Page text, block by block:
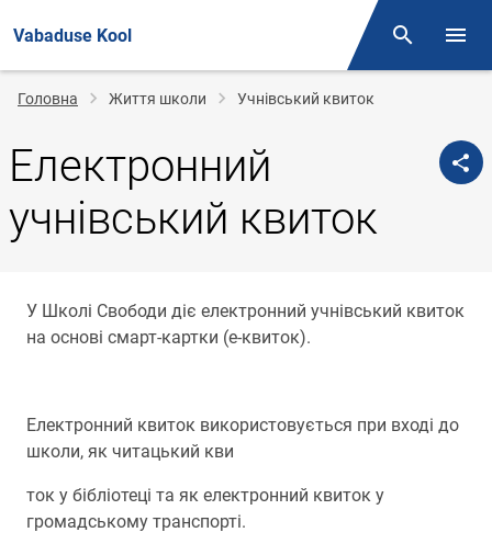
Vabaduse Kool Otsing
Рядок
навіґації
Головна Життя школи Учнівський квиток
Електронний
учнівський квиток
У Школі Свободи діє електронний учнівський квиток
на основі смарт-картки (е-квиток).
Електронний квиток використовується при вході до
школи, як читацький кви
ток у бібліотеці та як електронний квиток у
громадському транспорті.